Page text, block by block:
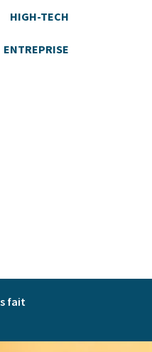
HIGH-TECH
ENTREPRISE
fait